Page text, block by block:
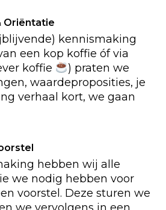
Oriëntatie
kennismaking
een kop koffie óf via
koffie
) praten we
waardeproposities, je
verhaal kort, we gaan
hebben wij alle
we nodig hebben voor
voorstel. Deze sturen we